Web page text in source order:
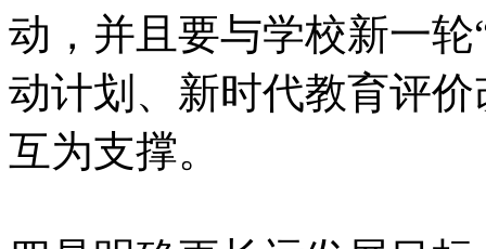
动，并且要与学校新一轮
动计划、新时代教育评
互为支撑。